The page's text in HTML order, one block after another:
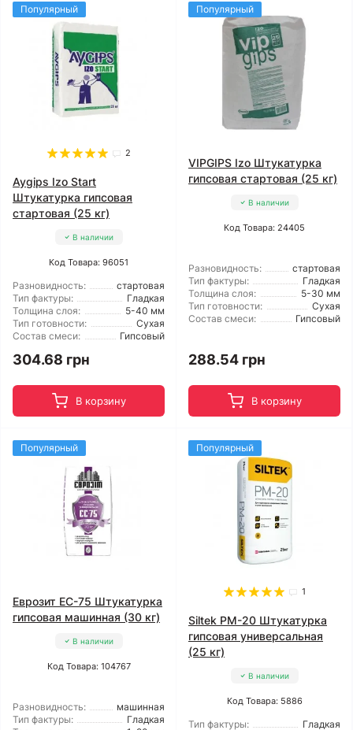
Популярный
2
Aygips Izo Start
Штукатурка гипсовая
стартовая (25 кг)
В наличии
Код Товара: 96051
Разновидность:
стартовая
Тип фактуры:
Гладкая
Толщина слоя:
5-40 мм
Тип готовности:
Сухая
Состав смеси:
Гипсовый
304.68 грн
В корзину
Популярный
VIPGIPS Izo Штукатурка
гипсовая стартовая (25 кг)
В наличии
Код Товара: 24405
Разновидность:
стартовая
Тип фактуры:
Гладкая
Толщина слоя:
5-30 мм
Тип готовности:
Сухая
Состав смеси:
Гипсовый
288.54 грн
В корзину
Популярный
Еврозит ЕС-75 Штукатурка
гипсовая машинная (30 кг)
В наличии
Код Товара: 104767
Разновидность:
машинная
Тип фактуры:
Гладкая
Популярный
1
Siltek PM-20 Штукатурка
гипсовая универсальная
(25 кг)
В наличии
Код Товара: 5886
Тип фактуры:
Гладкая